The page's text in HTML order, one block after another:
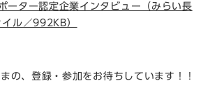
ーター認定企業インタビュー（みらい長
ル／992KB）
の、登録・参加をお待ちしています！！